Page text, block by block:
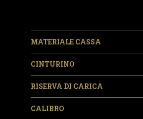
MATERIALE CASSA
CINTURINO
RISERVA DI CARICA
CALIBRO